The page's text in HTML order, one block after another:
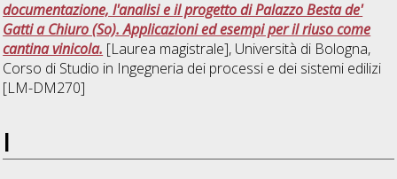
documentazione, l'analisi e il progetto di Palazzo Besta de'
Gatti a Chiuro (So). Applicazioni ed esempi per il riuso come
cantina vinicola. [Laurea magistrale], Università di Bologna,
Corso di Studio in Ingegneria dei processi e dei sistemi edilizi
[LM-DM270]
I